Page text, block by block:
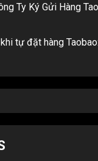
Ty Ký Gửi Hàng
tự đặt hàng